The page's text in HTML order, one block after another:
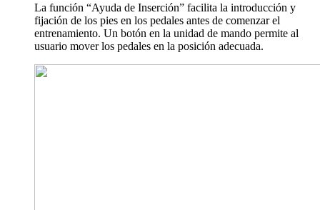
La función “Ayuda de Inserción” facilita la introducción y
fijación de los pies en los pedales antes de comenzar el
entrenamiento. Un botón en la unidad de mando permite al
usuario mover los pedales en la posición adecuada.